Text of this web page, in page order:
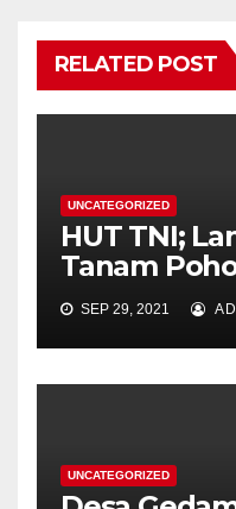
RELATED POST
UNCATEGORIZED
HUT TNI;
Tanam
SEP 29, 2021
UNCATEGORIZED